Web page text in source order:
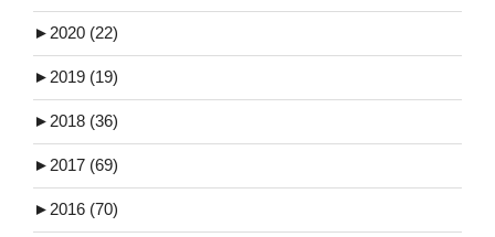
►2020 (22)
►2019 (19)
►2018 (36)
►2017 (69)
►2016 (70)